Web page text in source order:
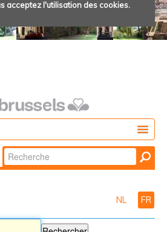
acceptez l'utilisation des cookies.
Chercher par
Recherche
NL FR